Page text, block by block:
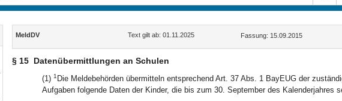
Inhalt
MeldDV Text gilt ab: 01.11.2025 Fassung: 15.09.2015
§ 15 Datenübermittlungen an Schulen
(1) 1 Die Meldebehörden übermitteln entsprechend Art. 37 Abs. 1 BayEUG der
Aufgaben folgende Daten der Kinder, die bis zum 30. September des Kalenderjahres